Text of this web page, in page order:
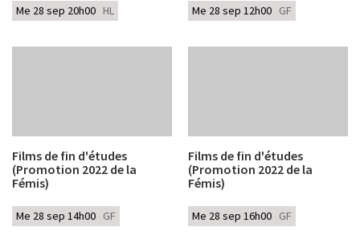
Me 28 sep 20h00 HL Me 28 sep 12h00 GF
Films de fin d'études
(Promotion 2022 de la
Fémis)
Me 28 sep 14h00 GF
Films de fin d'études
(Promotion 2022 de la
Fémis)
Me 28 sep 16h00 GF